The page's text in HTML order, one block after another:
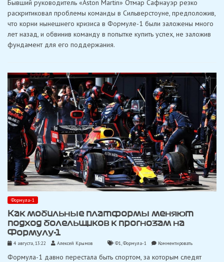
«Первопричина
с
«Aston
была
Бывший руководитель «Aston Martin» Отмар Сафнауэр резко
раскритиковал проблемы команды в Сильверстоуне, предположив,
что корни нынешнего кризиса в Формуле-1 были заложены много
лет назад, и обвинив команду в попытке купить успех, не заложив
фундамент для его поддержания.
Формула-1
Как мобильные платформы меняют
подход болельщиков к прогнозам на
Формулу-1
4 августа, 13:22 Алексей Крымов Ф1,Формула-1 Комментироватьon
мобильные
Формула-1 давно перестала быть спортом, за которым следят